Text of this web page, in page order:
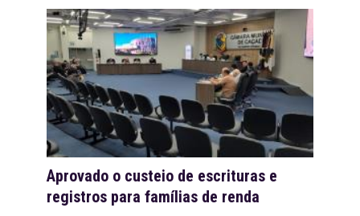
Aprovado o custeio de escrituras e
registros para famílias de renda